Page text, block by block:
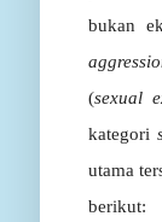
bukan
(sexual
kategori
utama
berikut: